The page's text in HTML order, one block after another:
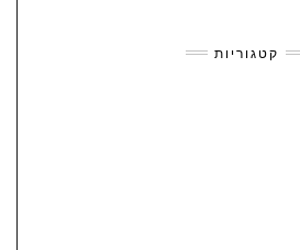
קטגוריות